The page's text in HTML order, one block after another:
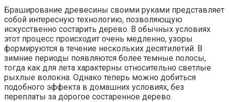
Браширование древесины своими руками представляет
собой интересную технологию, позволяющую
искусственно состарить дерево. В обычных условиях
этот процесс происходит очень медленно, узоры
формируются в течение нескольких десятилетий. В
зимние периоды появляются более темные полосы,
тогда как для лета характерны относительно светлые
рыхлые волокна. Однако теперь можно добиться
подобного эффекта в домашних условиях, без
переплаты за дорогое состаренное дерево.